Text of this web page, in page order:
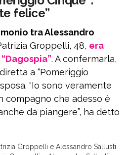
felice”
tra Alessandro
Groppelli, 48, era
. A confermarla,
a “Pomeriggio
“Io sono veramente
compagno che adesso è
da piangere”, ha detto